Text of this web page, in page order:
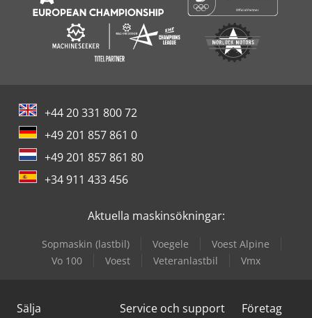
+44 20 331 800 72
+49 201 857 861 0
+49 201 857 861 80
+34 911 433 456
Aktuella maskinsökningar:
Sopmaskin (lastbil) Voegele
Voest Alpine
Vo 100
Voest Veteranlastbil Vmx
Sälja Service och support Företag